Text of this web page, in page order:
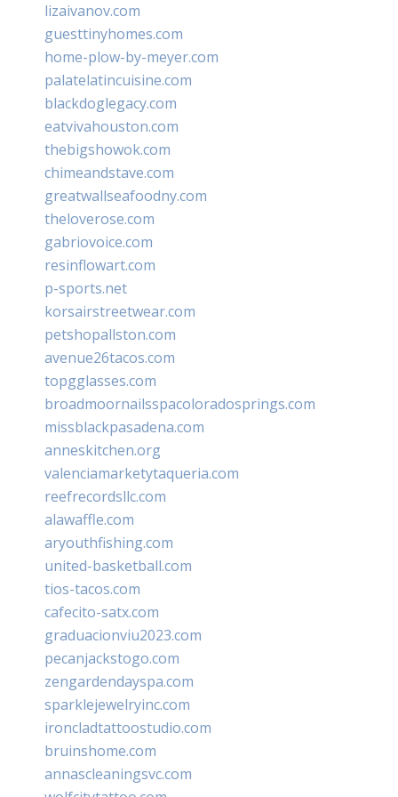
lizaivanov.com
guesttinyhomes.com
home-plow-by-meyer.com
palatelatincuisine.com
blackdoglegacy.com
eatvivahouston.com
thebigshowok.com
chimeandstave.com
greatwallseafoodny.com
theloverose.com
gabriovoice.com
resinflowart.com
p-sports.net
korsairstreetwear.com
petshopallston.com
avenue26tacos.com
topgglasses.com
broadmoornailsspacoloradosprings.com
missblackpasadena.com
anneskitchen.org
valenciamarketytaqueria.com
reefrecordsllc.com
alawaffle.com
aryouthfishing.com
united-basketball.com
tios-tacos.com
cafecito-satx.com
graduacionviu2023.com
pecanjackstogo.com
zengardendayspa.com
sparklejewelryinc.com
ironcladtattoostudio.com
bruinshome.com
annascleaningsvc.com